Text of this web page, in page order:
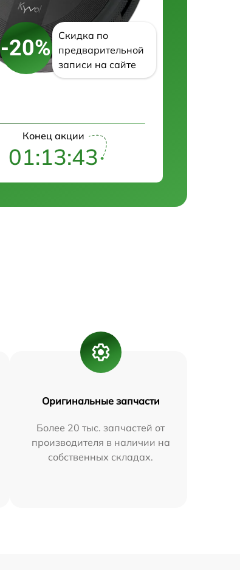
-20%
Скидка по
предварительной
записи на сайте
Конец акции
01:13:42
Оригинальные запчасти
Более 20 тыс. запчастей от
производителя в наличии на
собственных складах.